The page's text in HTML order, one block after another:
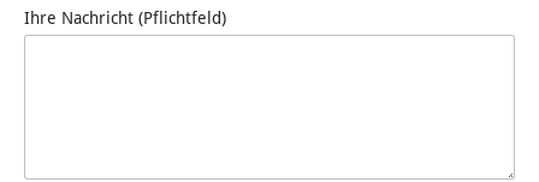
Ihre Nachricht (Pflichtfeld)